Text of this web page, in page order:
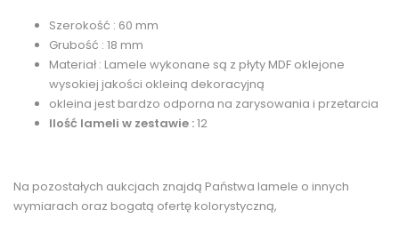
Szerokość : 60 mm
Grubość : 18 mm
Materiał : Lamele wykonane są z płyty MDF oklejone
wysokiej jakości okleiną dekoracyjną
okleina jest bardzo odporna na zarysowania i przetarcia
Ilość lameli w zestawie :12
Na pozostałych aukcjach znajdą Państwa lamele o innych
wymiarach oraz bogatą ofertę kolorystyczną,